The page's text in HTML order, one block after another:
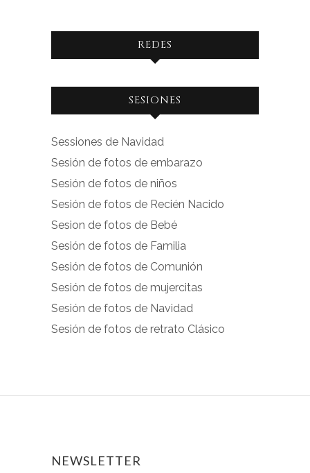
REDES
Ver
facebook.com
en
Facebook
Ver
instagram.com
en
Instagram
SESIONES
Sessiones de Navidad
Sesión de fotos de embarazo
Sesión de fotos de niños
Sesión de fotos de Recién Nacido
Sesion de fotos de Bebé
Sesión de fotos de Familia
Sesión de fotos de Comunión
Sesión de fotos de mujercitas
Sesión de fotos de Navidad
Sesión de fotos de retrato Clásico
NEWSLETTER